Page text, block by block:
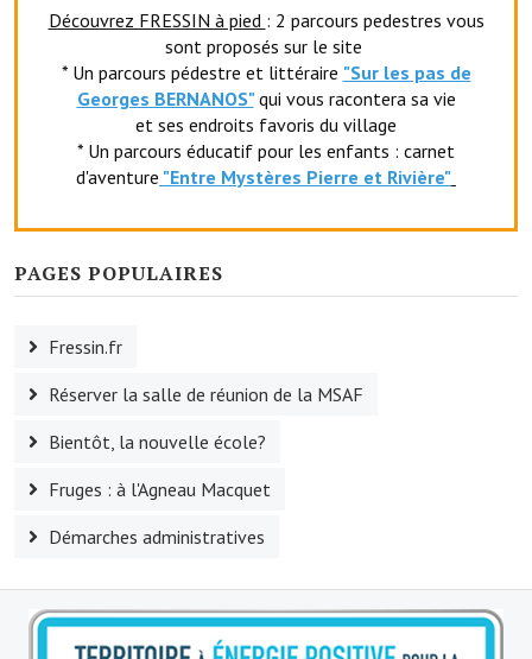
La troupe théâtrale de l'Avenir Fressinois
Les Amis du Patrimoine
L'association du château
Le foyer rural
L'association Avotra-France
Le foyer de la Planquette
L'association des anciens combattants
L'association des anciens sapeurs-pompiers volontaires
Village sportif
L'US Crequy Fressin
La société de chasse
La société de pêche
Découvrez FRESSIN à pied : 2 parcours pedestres vous
sont proposés sur le site
* Un parcours pédestre et littéraire "Sur les pas de
Georges BERNANOS" qui vous racontera sa vie
et ses endroits favoris du village
* Un parcours éducatif pour les enfants : carnet
d'aventure "Entre Mystères Pierre et Rivière"
PAGES POPULAIRES
Fressin.fr
Réserver la salle de réunion de la MSAF
Bientôt, la nouvelle école?
Fruges : à l'Agneau Macquet
Démarches administratives